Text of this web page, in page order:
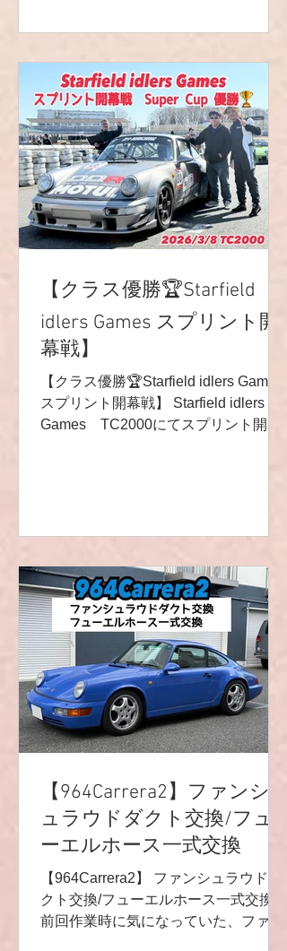
ンダーユニット本体よりもパッキンの
交換が多いです(^^) 純正だとコルクな
ので締め過ぎに注意ですね💦 社外品だ
とゴムのパッキンも出ています😺✨ ち
ょうど時期が来ていたので、オイルと
フィルター交換も😀 どちらもお持ち込
みです❗️ とても楽しい車です♬ ありが
とうございました🙌 R9レーシング
HP⬇︎ https://www.r9racing-jp.com/
https://lin.ee/4ek3yGk 📩
r9.racingteam.911@gmail.com
YouTubeチャンネル🎬
https://youtube.com/channel/UCVNw0y
【クラス優勝🏆Starfield
idlers Games スプリント開
幕戦】
【クラス優勝🏆Starfield idlers Games
スプリント開幕戦】 Starfield idlers
Games TC2000にてスプリント開幕
真冬に期待してしまいますね✨ さて、
決勝です❗️ スタート直後に赤旗トラブ
ルがあり、決勝は4周のみとなりまし
た💦 スタートは良い感じ♬ 順位を上
げ、クラス1位でチェッカーです🏁🙌
クラス優勝おめでとう御座います🎉🥳
🎊 嬉しいですね♬とてもカッコいい走
りでした😁‼️ 今後もとても楽しみです
🌟 お疲れ様でした🤩 そして、応援&サ
た🏁🏁🏁 空冷NAの夢の詰まった車両
です💓 （個人的にとても好きなんです
😁✨） R9レーシングHP⬇︎
https://www.r9racing-jp.com
【964Carrera2】ファンシ
ュラウドダクト交換/フュ
ーエルホース一式交換
【964Carrera2】 ファンシュラウドダ
クト交換/フューエルホース一式交換
前回作業時に気になっていた、ファン